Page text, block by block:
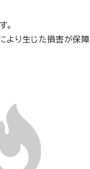
。
り生じた損害が保障